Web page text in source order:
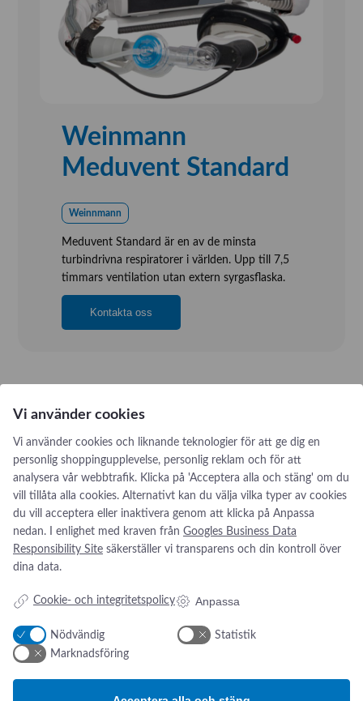
Weinmann
Meduvent Standard
Weinnmann
Meduvent Standard är en av de minsta
turbindrivna respiratorer i världen. Upp till 7,5
timmars ventilation utan extern syrgasflaska.
Kontakta oss
ambulansstandarden EN1789 – inkl. monterad syrgasflaska!
Se broschyr her.
Kikarvägen 14
SE- 647 35 Mariefred, Sverige
Nyheter
Om oss
Kontakt oss
Vi använder cookies
Vi använder cookies och liknande teknologier för att ge dig en
personlig shoppingupplevelse, personlig reklam och för att
analysera vår webbtrafik. Klicka på 'Acceptera alla och stäng' om du
vill tillåta alla cookies. Alternativt kan du välja vilka typer av cookies
du vill acceptera eller inaktivera genom att klicka på Anpassa
nedan. I enlighet med kraven från Googles Business Data
Responsibility Site säkerställer vi transparens och din kontroll över
dina data.
Cookie- och integritetspolicy Anpassa
Nödvändig
Statistik
Marknadsföring